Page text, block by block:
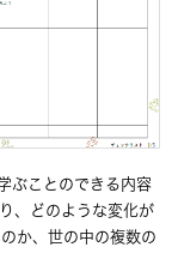
ぶことのできる内容
、どのような変化が
か、世の中の複数の